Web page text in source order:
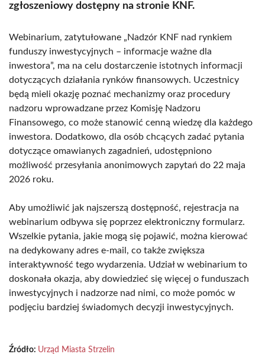
zgłoszeniowy dostępny na stronie KNF.
Webinarium, zatytułowane „Nadzór KNF nad rynkiem
funduszy inwestycyjnych – informacje ważne dla
inwestora”, ma na celu dostarczenie istotnych informacji
dotyczących działania rynków finansowych. Uczestnicy
będą mieli okazję poznać mechanizmy oraz procedury
nadzoru wprowadzane przez Komisję Nadzoru
Finansowego, co może stanowić cenną wiedzę dla każdego
inwestora. Dodatkowo, dla osób chcących zadać pytania
dotyczące omawianych zagadnień, udostępniono
możliwość przesyłania anonimowych zapytań do 22 maja
2026 roku.
Aby umożliwić jak najszerszą dostępność, rejestracja na
webinarium odbywa się poprzez elektroniczny formularz.
Wszelkie pytania, jakie mogą się pojawić, można kierować
na dedykowany adres e-mail, co także zwiększa
interaktywność tego wydarzenia. Udział w webinarium to
doskonała okazja, aby dowiedzieć się więcej o funduszach
inwestycyjnych i nadzorze nad nimi, co może pomóc w
podjęciu bardziej świadomych decyzji inwestycyjnych.
Źródło: Urząd Miasta Strzelin